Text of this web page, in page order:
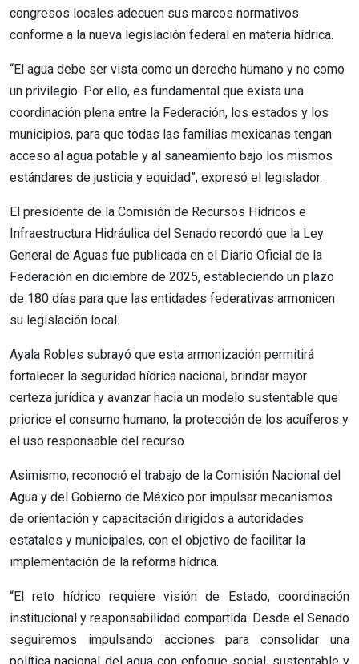
congresos locales adecuen sus marcos normativos
conforme a la nueva legislación federal en materia hídrica.
“El agua debe ser vista como un derecho humano y no como
un privilegio. Por ello, es fundamental que exista una
coordinación plena entre la Federación, los estados y los
municipios, para que todas las familias mexicanas tengan
acceso al agua potable y al saneamiento bajo los mismos
estándares de justicia y equidad”, expresó el legislador.
El presidente de la Comisión de Recursos Hídricos e
Infraestructura Hidráulica del Senado recordó que la Ley
General de Aguas fue publicada en el Diario Oficial de la
Federación en diciembre de 2025, estableciendo un plazo
de 180 días para que las entidades federativas armonicen
su legislación local.
Ayala Robles subrayó que esta armonización permitirá
fortalecer la seguridad hídrica nacional, brindar mayor
certeza jurídica y avanzar hacia un modelo sustentable que
priorice el consumo humano, la protección de los acuíferos y
el uso responsable del recurso.
Asimismo, reconoció el trabajo de la Comisión Nacional del
Agua y del Gobierno de México por impulsar mecanismos
de orientación y capacitación dirigidos a autoridades
estatales y municipales, con el objetivo de facilitar la
implementación de la reforma hídrica.
“El reto hídrico requiere visión de Estado, coordinación
institucional y responsabilidad compartida. Desde el Senado
seguiremos impulsando acciones para consolidar una